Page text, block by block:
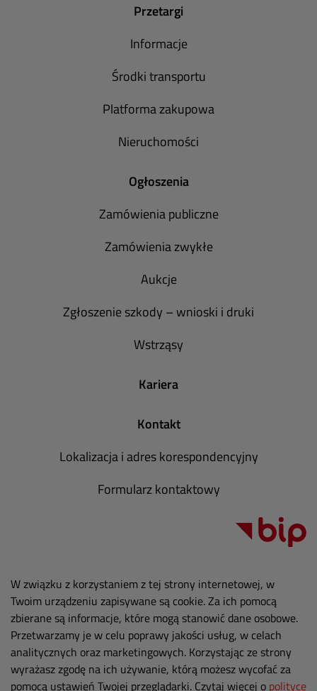
Przetargi
Informacje
Środki transportu
Platforma zakupowa
Nieruchomości
Ogłoszenia
Zamówienia publiczne
Zamówienia zwykłe
Aukcje
Zgłoszenie szkody – wnioski i druki
Wstrząsy
Kariera
Kontakt
Lokalizacja i adres korespondencyjny
Formularz kontaktowy
W związku z korzystaniem z tej strony internetowej, w
Twoim urządzeniu zapisywane są cookie. Za ich pomocą
zbierane są informacje, które mogą stanowić dane osobowe.
Przetwarzamy je w celu poprawy jakości usług, w celach
analitycznych oraz marketingowych. Korzystając ze strony
wyrażasz zgodę na ich używanie, którą możesz wycofać za
pomocą ustawień Twojej przeglądarki. Czytaj więcej o polityce